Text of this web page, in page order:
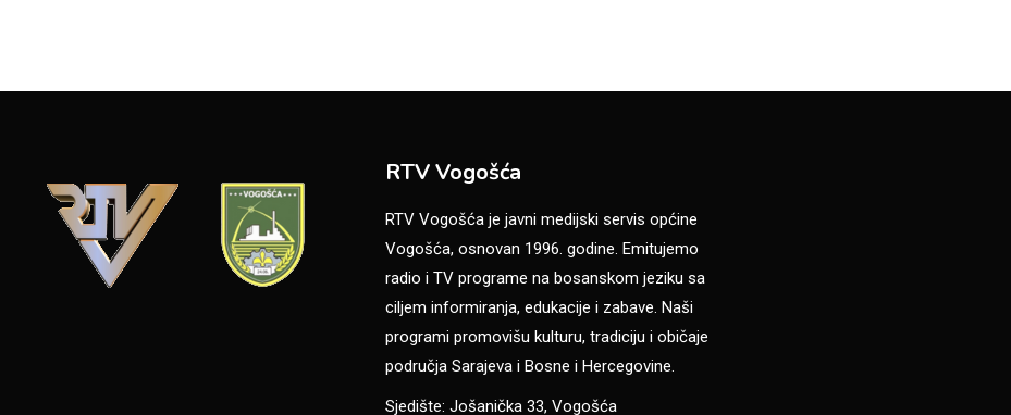
RTV Vogošća
RTV Vogošća je javni medijski servis općine
Vogošća, osnovan 1996. godine. Emitujemo
radio i TV programe na bosanskom jeziku sa
ciljem informiranja, edukacije i zabave. Naši
programi promovišu kulturu, tradiciju i običaje
područja Sarajeva i Bosne i Hercegovine.
Sjedište: Jošanička 33, Vogošća